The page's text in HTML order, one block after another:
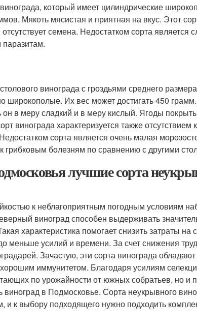
который имеет цилиндрические
Мякоть мясистая и приятная на вкус. Этот
семена. Недостатком сорта является
винограда с гроздьями среднего
широкополые. Их вес может достигать 450
он в меру сладкий и в меру кислый. Ягоды
винограда характеризуется также отсутствием
сорта является очень малая
грибковым болезням по сравнению с другими
лучшие сорта
к неблагоприятным погодным условиям
виноград способен выдерживать
характеристика помогает снизить затраты
меньше усилий и времени. За счет снижения
Зачастую, эти сорта винограда
иммунитетом. Благодаря усилиям
по урожайности от южных собратьев, но и
в Подмосковье. Сорта неукрывного
и к выбору подходящего нужно подходить